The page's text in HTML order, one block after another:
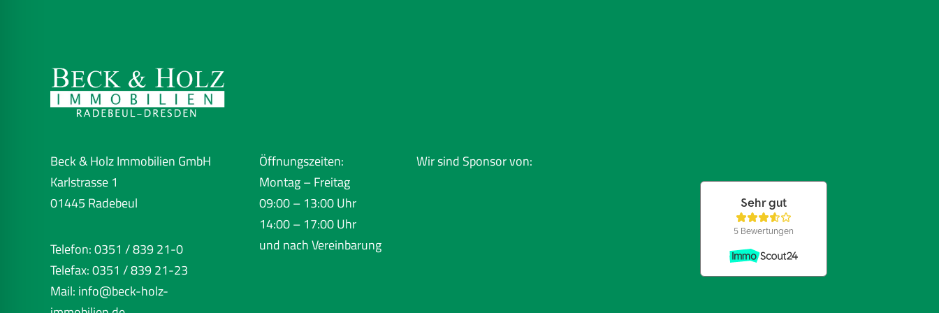
Beck & Holz Immobilien GmbH
Karlstrasse 1
01445 Radebeul
Telefon: 0351 / 839 21-0
Telefax: 0351 / 839 21-23
Mail: info@beck-holz-
Öffnungszeiten:
Montag – Freitag
09:00 – 13:00 Uhr
14:00 – 17:00 Uhr
und nach Vereinbarung
Wir sind Sponsor von: